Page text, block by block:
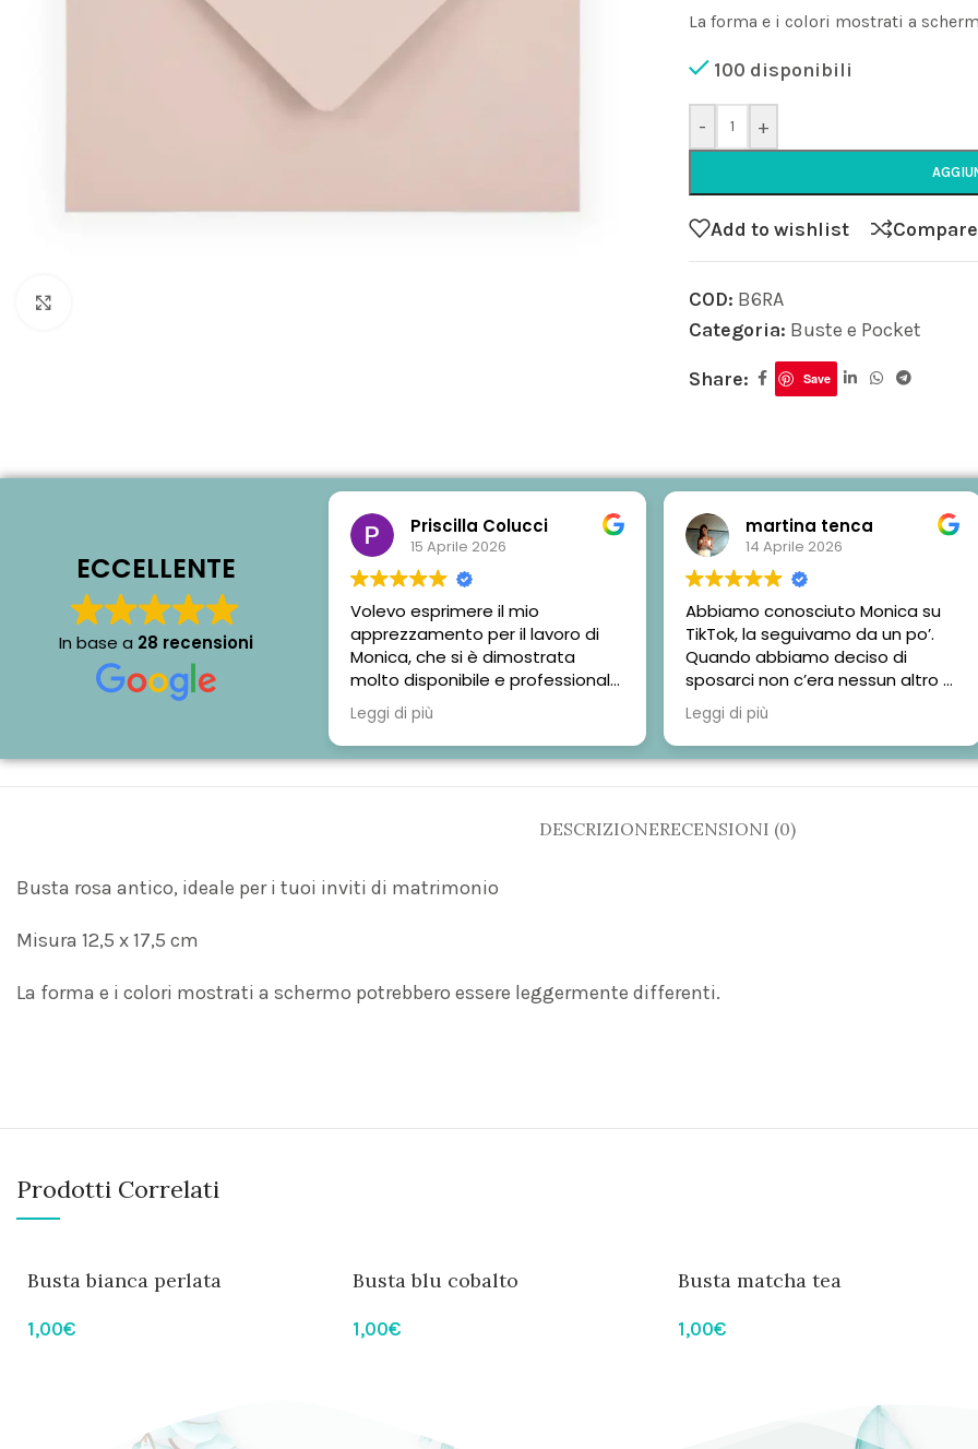
La forma e i colori mostrati a
100 disponibili
- +
Add to wishlist Compare
COD: B6RA
Categoria: Buste e Pocket
Share: Save
ECCELLENTE
In base a 28 recensioni
Priscilla Colucci
15 Aprile 2026
Volevo esprimere il mio
apprezzamento per il lavoro di
Monica, che si è dimostrata
molto disponibile e professionale.
Le partecipazioni sono
esattamente come le
desideravamo, abbiamo scelto il
modello piantabile per una
scelta più ecologica e siamo
molto soddisfatti del risultato.🌷
Leggi di più
martina tenca
14 Aprile 2026
Abbiamo conosciuto Monica su
TikTok, la seguivamo da un po’.
Quando abbiamo deciso di
sposarci non c’era nessun altro a
cui avremmo voluto affidare la
stampa delle nostre
partecipazioni.
Monica è stata gentilissima e
super disponibile e tutti i nostri
invitati sono stati molto sorpresi
di come avevamo scelto di fare i
Leggi di più
DESCRIZIONERECENSIONI (0)
Busta rosa antico, ideale per i tuoi inviti di matrimonio
Misura 12,5 x 17,5 cm
La forma e i colori mostrati a schermo potrebbero essere leggermente differenti.
Prodotti Correlati
Busta bianca perlata
1,00€
Busta blu cobalto
1,00€
Busta matcha tea
1,00€